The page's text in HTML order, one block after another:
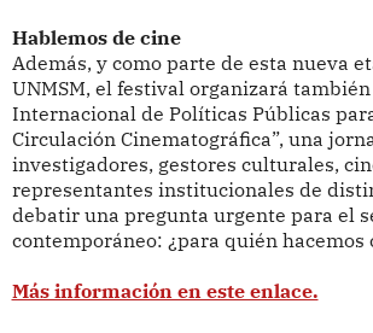
Hablemos de cine
Además, y como parte de esta nueva
UNMSM, el festival organizará
Internacional de Políticas Públicas
Circulación Cinematográfica”, una
investigadores, gestores culturales,
representantes institucionales de
debatir una pregunta urgente para el
contemporáneo: ¿para quién hacemos
Más información en este enlace.